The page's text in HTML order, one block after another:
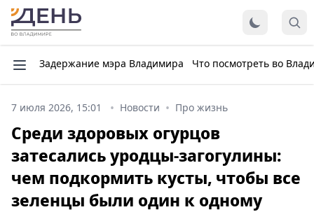
Задержание мэра Владимира Что посмотреть во
7 июля 2026, 15:01 Новости Про жизнь
Среди здоровых огурцов
затесались уродцы-загогулины:
чем подкормить кусты, чтобы все
зеленцы были один к одному